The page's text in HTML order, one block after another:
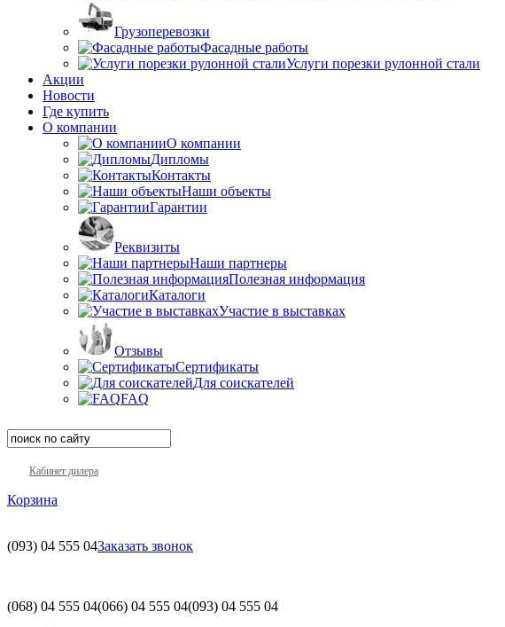
Грузоперевозки
Фасадные работы
Услуги порезки рулонной стали
Акции
Новости
Где купить
О компании
О компании
Дипломы
Контакты
Наши объекты
Гарантии
Реквизиты
Наши партнеры
Полезная информация
Каталоги
Участие в выставках
Отзывы
Сертификаты
Для соискателей
FAQ
Кабинет дилера
Корзина
(093) 04 555 04Заказать звонок
(068) 04 555 04(066) 04 555 04(093) 04 555 04